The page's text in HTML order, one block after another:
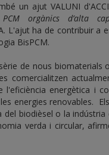
un ajut VALUNI
orgànics d’alta
L'ajut ha de contribuir a
BisPCM.
de nous biomaterials
comercialitzen
energètica i
energies renovables.
biodièsel o la indústria
verda i circular,